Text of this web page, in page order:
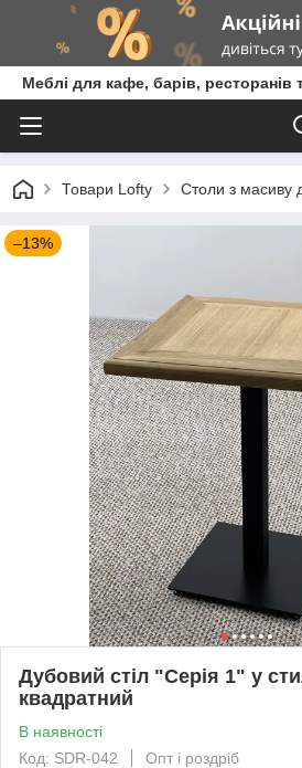
Меблі для кафе, барів, ресторанів
Товари Lofty Столи з масиву
–13%
Дубовий стіл "Серія 1" у
квадратний
В наявності
Код: SDR-042
Опт і роздріб